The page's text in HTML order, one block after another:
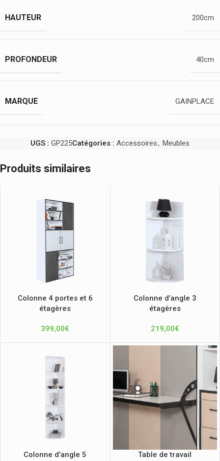
HAUTEUR 200cm
PROFONDEUR 40cm
MARQUE GAINPLACE
UGS : GP225Catégories : Accessoires, Meubles
Produits similaires
Colonne 4 portes et 6
étagères
399,00€
Colonne d’angle 3
étagères
219,00€
Colonne d’angle 5
Table de travail